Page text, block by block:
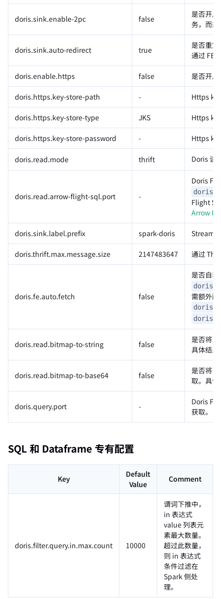
doris.sink.enable-2pc false
是否开
务，而
doris.sink.auto-redirect true
是否重
通过 FE
doris.enable.https false 是否开
doris.https.key-store-path - Https
doris.https.key-store-type JKS Https
doris.https.key-store-password - Https
doris.read.mode thrift Doris 读
doris.read.arrow-flight-sql.port -
Doris FE
Flight
Arrow
doris.sink.label.prefix spark-doris Stream
doris.thrift.max.message.size 2147483647 通过
doris.fe.auto.fetch false
是否自
需额外
doris.read.bitmap-to-string false
是否将
具体结
doris.read.bitmap-to-base64 false
是否将
取。具
doris.query.port -
Doris FE
获取。
SQL 和 Dataframe 专有配置
Key
Default
Value
Comment
doris.filter.query.in.max.count 10000
谓词下推中，
in 表达式
value 列表元
素最大数量。
超过此数量，
则 in 表达式
条件过滤在
Spark 侧处
理。